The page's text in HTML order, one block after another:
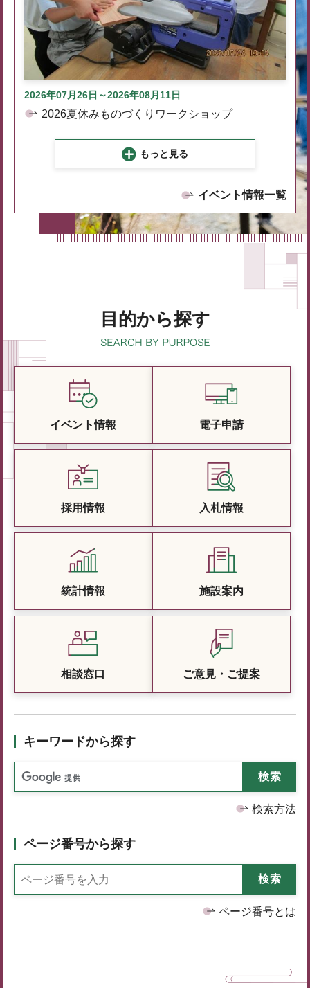
2026年07月26日～2026年08月11日
2026夏休みものづくりワークショップ
もっと見る
イベント情報一覧
目的から探す
イベント情報 電子申請
採用情報 入札情報
統計情報 施設案内
相談窓口 ご意見・ご提案
キーワードから探す
検索方法
ページ番号から探す
ページ番号とは